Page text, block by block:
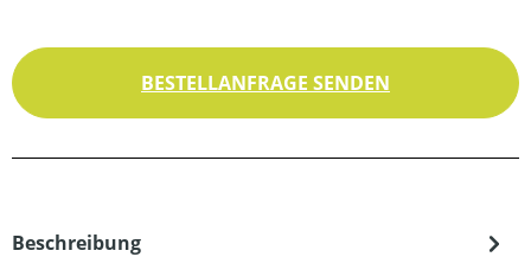
BESTELLANFRAGE SENDEN
Beschreibung